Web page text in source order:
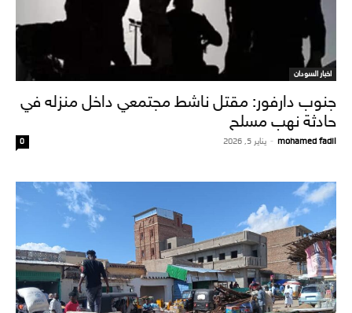
اخبار السودان
جنوب دارفور: مقتل ناشط مجتمعي داخل منزله في
حادثة نهب مسلح
mohamed fadil
- يناير 5, 2026 0